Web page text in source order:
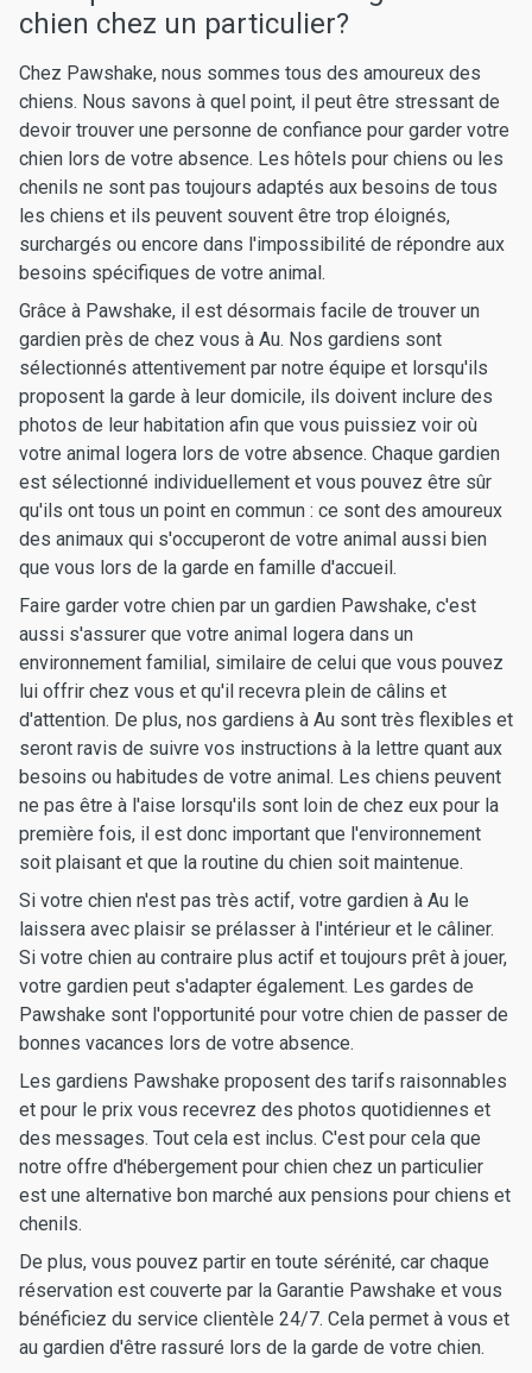
chien chez un particulier?
Chez Pawshake, nous sommes tous des amoureux des
chiens. Nous savons à quel point, il peut être stressant de
devoir trouver une personne de confiance pour garder votre
chien lors de votre absence. Les hôtels pour chiens ou les
chenils ne sont pas toujours adaptés aux besoins de tous
les chiens et ils peuvent souvent être trop éloignés,
surchargés ou encore dans l'impossibilité de répondre aux
besoins spécifiques de votre animal.
Grâce à Pawshake, il est désormais facile de trouver un
gardien près de chez vous à Au. Nos gardiens sont
sélectionnés attentivement par notre équipe et lorsqu'ils
proposent la garde à leur domicile, ils doivent inclure des
photos de leur habitation afin que vous puissiez voir où
votre animal logera lors de votre absence. Chaque gardien
est sélectionné individuellement et vous pouvez être sûr
qu'ils ont tous un point en commun : ce sont des amoureux
des animaux qui s'occuperont de votre animal aussi bien
que vous lors de la garde en famille d'accueil.
Faire garder votre chien par un gardien Pawshake, c'est
aussi s'assurer que votre animal logera dans un
environnement familial, similaire de celui que vous pouvez
lui offrir chez vous et qu'il recevra plein de câlins et
d'attention. De plus, nos gardiens à Au sont très flexibles et
seront ravis de suivre vos instructions à la lettre quant aux
besoins ou habitudes de votre animal. Les chiens peuvent
ne pas être à l'aise lorsqu'ils sont loin de chez eux pour la
première fois, il est donc important que l'environnement
soit plaisant et que la routine du chien soit maintenue.
Si votre chien n'est pas très actif, votre gardien à Au le
laissera avec plaisir se prélasser à l'intérieur et le câliner.
Si votre chien au contraire plus actif et toujours prêt à jouer,
votre gardien peut s'adapter également. Les gardes de
Pawshake sont l'opportunité pour votre chien de passer de
bonnes vacances lors de votre absence.
Les gardiens Pawshake proposent des tarifs raisonnables
et pour le prix vous recevrez des photos quotidiennes et
des messages. Tout cela est inclus. C'est pour cela que
notre offre d'hébergement pour chien chez un particulier
est une alternative bon marché aux pensions pour chiens et
chenils.
De plus, vous pouvez partir en toute sérénité, car chaque
réservation est couverte par la Garantie Pawshake et vous
bénéficiez du service clientèle 24/7. Cela permet à vous et
au gardien d'être rassuré lors de la garde de votre chien.